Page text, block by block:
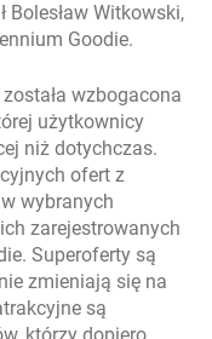
Bolesław Witkowski,
Goodie.
wzbogacona
użytkownicy
niż dotychczas.
ofert z
wybranych
zarejestrowanych
Superoferty są
zmieniają się na
są